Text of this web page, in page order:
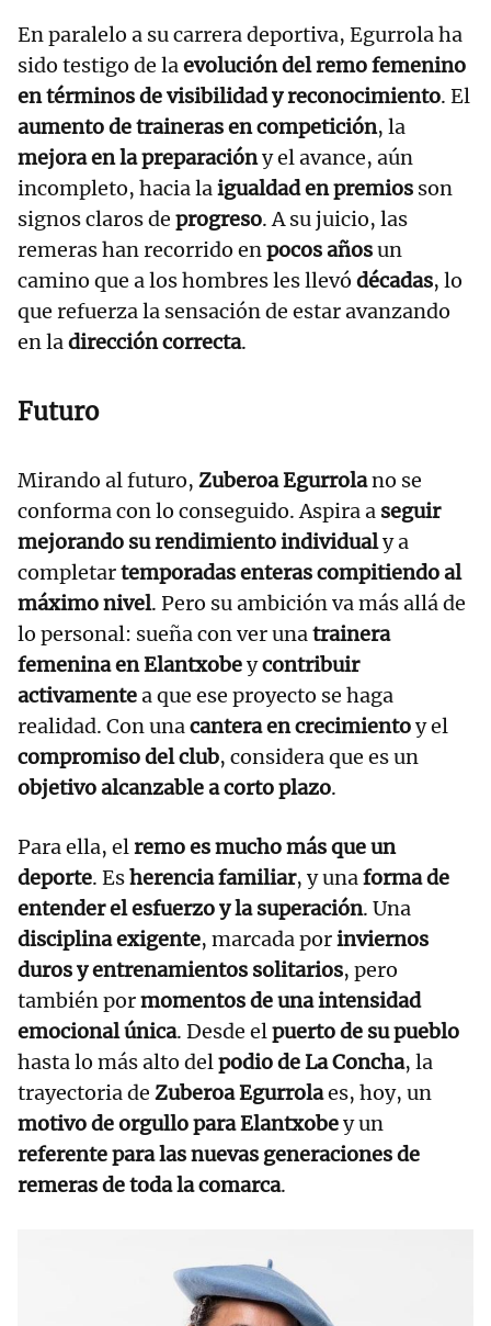
En paralelo a su carrera deportiva, Egurrola ha
sido testigo de laevolución del remo femenino
en términos de visibilidad y reconocimiento. El
aumento de traineras en competición, la
mejora en la preparacióny el avance, aún
incompleto, hacia laigualdad en premios son
signos claros de progreso. A su juicio, las
remeras han recorrido enpocos añosun
camino que a los hombres les llevó décadas, lo
que refuerza la sensación de estar avanzando
en ladirección correcta.
Futuro
Mirando al futuro, Zuberoa Egurrolano se
conforma con lo conseguido. Aspira a seguir
mejorando su rendimiento individualy a
completartemporadas enteras compitiendo al
máximo nivel. Pero su ambición va más allá de
lo personal: sueña con ver unatrainera
femenina en Elantxobeycontribuir
activamentea que ese proyecto se haga
realidad. Con unacantera en crecimientoy el
compromiso del club, considera que es un
objetivo alcanzable a corto plazo.
Para ella, elremo es mucho más que un
deporte. Esherencia familiar, y unaforma de
entender el esfuerzo y la superación. Una
disciplina exigente, marcada porinviernos
duros y entrenamientos solitarios, pero
también pormomentos de una intensidad
emocional única. Desde elpuerto de su pueblo
hasta lo más alto delpodio de La Concha, la
trayectoria de Zuberoa Egurrolaes, hoy, un
motivo de orgullo para Elantxobey un
referente para las nuevas generaciones de
remeras de toda la comarca.